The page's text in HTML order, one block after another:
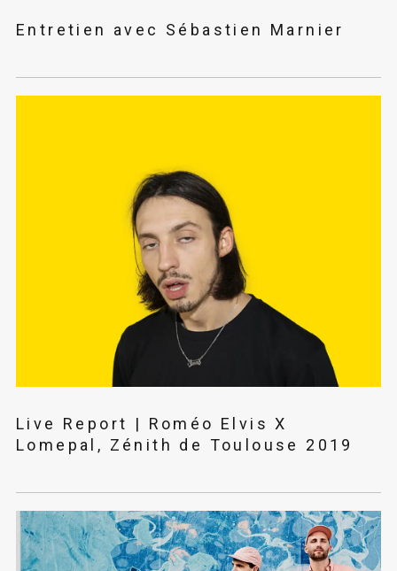
Entretien avec Sébastien Marnier
Live Report | Roméo Elvis X
Lomepal, Zénith de Toulouse 2019